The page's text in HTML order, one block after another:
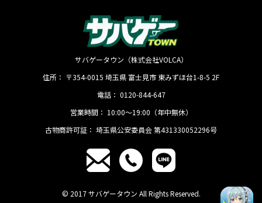
サバゲータウン（株式会社VOLCA）
住所： 〒354-0015 埼玉県 富士見市 東みずほ台1-8-5 2F
電話： 0120-844-647
営業時間： 10:00〜19:00（年中無休）
古物商許可証： 埼玉県公安委員会 第431330052296号
© 2017 サバゲータウン All Rights Reserved.